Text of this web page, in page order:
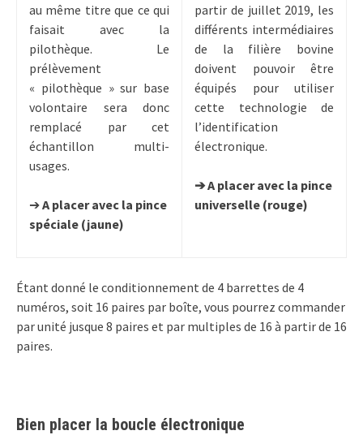
au même titre que ce qui
faisait avec la
pilothèque. Le
prélèvement
« pilothèque » sur base
volontaire sera donc
remplacé par cet
échantillon multi-
usages.
➔A placer avec la pince
spéciale (jaune)
partir de juillet 2019, les
différents intermédiaires
de la filière bovine
doivent pouvoir être
équipés pour utiliser
cette technologie de
l’identification
électronique.
➔ A placer avec la pince
universelle (rouge)
Étant donné le conditionnement de 4 barrettes de 4
numéros, soit 16 paires par boîte, vous pourrez commander
par unité jusque 8 paires et par multiples de 16 à partir de 16
paires.
Bien placer la boucle électronique